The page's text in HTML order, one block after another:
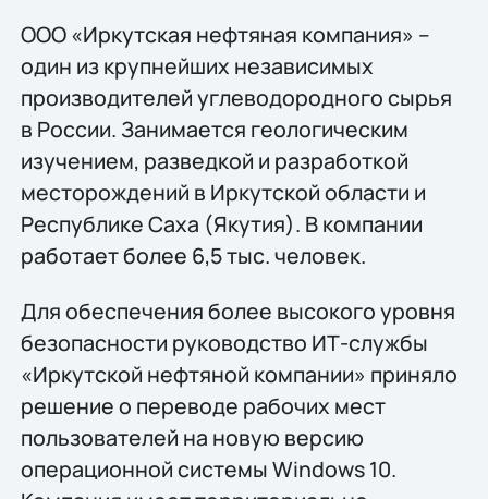
ООО «Иркутская нефтяная компания» –
один из крупнейших независимых
производителей углеводородного сырья
в России. Занимается геологическим
изучением, разведкой и разработкой
месторождений в Иркутской области и
Республике Саха (Якутия). В компании
работает более 6,5 тыс. человек.
Для обеспечения более высокого уровня
безопасности руководство ИТ-службы
«Иркутской нефтяной компании» приняло
решение о переводе рабочих мест
пользователей на новую версию
операционной системы Windows 10.